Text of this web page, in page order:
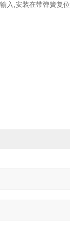
入,安装在带弹簧复位